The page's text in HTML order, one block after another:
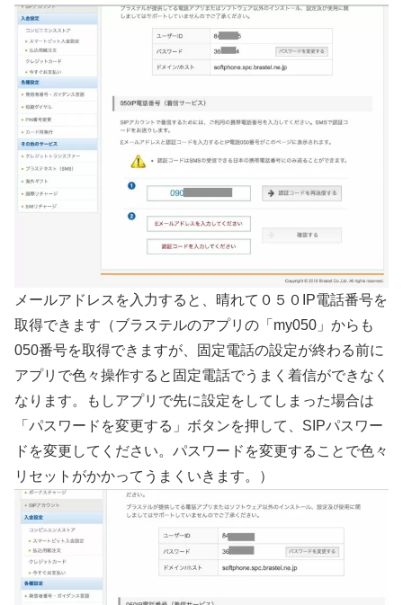
メールアドレスを入力すると、晴れて０５０IP電話番号を
取得できます（ブラステルのアプリの「my050」からも
050番号を取得できますが、固定電話の設定が終わる前に
アプリで色々操作すると固定電話でうまく着信ができなく
なります。もしアプリで先に設定をしてしまった場合は
「パスワードを変更する」ボタンを押して、SIPパスワー
ドを変更してください。パスワードを変更することで色々
リセットがかかってうまくいきます。）